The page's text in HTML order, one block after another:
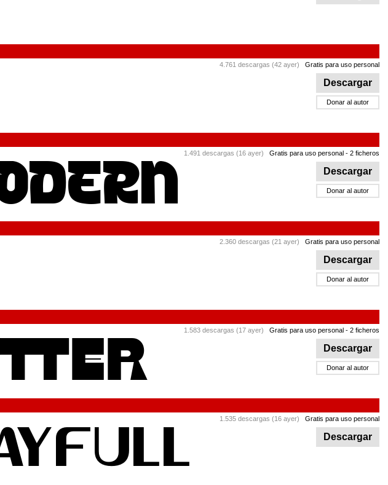
4.761 descargas (42 ayer) Gratis para uso personal
Descargar
Donar al autor
1.491 descargas (16 ayer) Gratis para uso personal - 2 ficheros
Descargar
Donar al autor
2.360 descargas (21 ayer) Gratis para uso personal
Descargar
Donar al autor
1.583 descargas (17 ayer) Gratis para uso personal - 2 ficheros
Descargar
Donar al autor
1.535 descargas (16 ayer) Gratis para uso personal
Descargar